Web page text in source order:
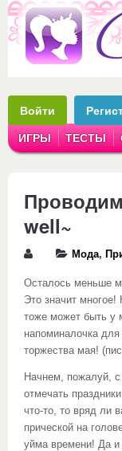
Войти
ИГРЫ ТЕСТЫ
well~
Мода,
Осталось меньше
Это значит
тоже может быть у
напоминалочка
торжества мая!
Начнем, пожалуй, с
отмечать
что-то, то вряд ли
прической на
уйма времени! Да и